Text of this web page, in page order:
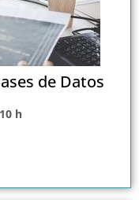
de Datos
10 h